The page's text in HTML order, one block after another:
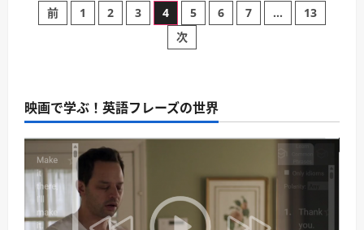
に
む
い
友
情
シ
ー
ン
に
つ
い
て
さ
ら
⇒
を
る。
｜
援・
賛
成
の
意
味。
作
投
ペ
ー
ジ
送
前 1 2 3 4 5 6 7 …
13
次
映画で学ぶ！英語フレーズの世界